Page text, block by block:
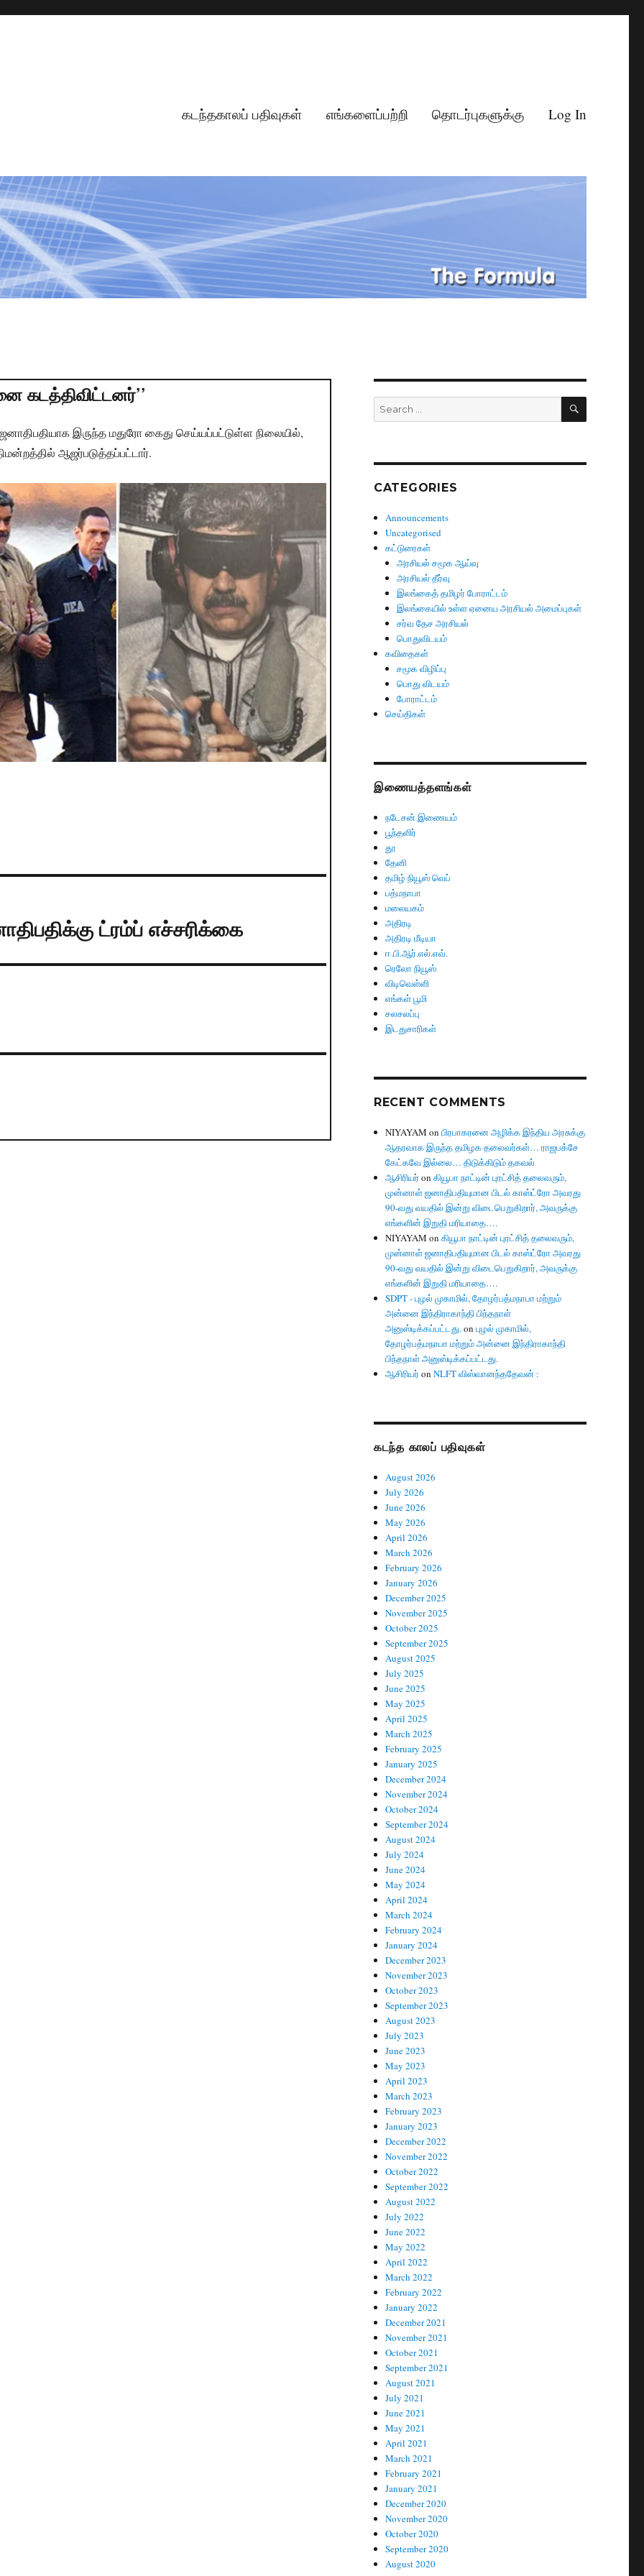
கடந்தகாலப் பதிவுகள் எங்களைப்பற்றி தொடர்புகளுக்கு Log In
கடத்திவிட்டனர்’’
ஜனாதிபதியாக இருந்த மதுரோ கைது செய்யப்பட்டுள்ள நிலையில்,
ஆஜர்படுத்தப்பட்டார்.
ட்ரம்ப் எச்சரிக்கை
Search
for:
SEARCH
CATEGORIES
Announcements
Uncategorised
கட்டுரைகள்
அரசியல் சமூக ஆய்வு
அரசியல் தீர்வு
இலங்கைத் தமிழர் போராட்டம்
இலங்கையில் உள்ள ஏனைய அரசியல் அமைப்புகள்
சர்வ தேச அரசியல்
பொதுவிடயம்
கவிதைகள்
சமூக விழிப்பு
பொது விடயம்
போராட்டம்
செய்திகள்
இணையத்தளங்கள்
நடேசன் இணையம்
பூந்தளிர்
தூ
தேனி
தமிழ் நியூஸ் வெப்
பத்மநாபா
மலையகம்
அதிரடி
அதிரடி மீடியா
ஈ.பி.ஆர்.எல்.எவ்.
ரெலோ நியூஸ்
விடிவெள்ளி
எங்கள் பூமி
சலசலப்பு
இடதுசாரிகள்
RECENT COMMENTS
NIYAYAM onபிரபாகரனை அழிக்க இந்திய அரசுக்கு
ஆதரவாக இருந்த தமிழக தலைவர்கள்… ராஜபக்சே
கேட்கவே இல்லை… திடுக்கிடும் தகவல்
ஆசிரியர் onகியூபா நாட்டின் புரட்சித் தலைவரும்,
முன்னாள் ஜனாதிபதியுமான பிடல் காஸ்ட்ரோ அவரது
90-வது வயதில் இன்று விடைபெறுகிறார், அவருக்கு
எங்களின் இறுதி மரியாதை….
NIYAYAM onகியூபா நாட்டின் புரட்சித் தலைவரும்,
முன்னாள் ஜனாதிபதியுமான பிடல் காஸ்ட்ரோ அவரது
90-வது வயதில் இன்று விடைபெறுகிறார், அவருக்கு
எங்களின் இறுதி மரியாதை….
SDPT - புழல் முகாமில், தோழர்பத்மநாபா மற்றும்
அன்னை இந்திராகாந்தி பிந்தநாள்
அனுஸ்டிக்கப்பட்டது.onபுழல் முகாமில்,
தோழர்பத்மநாபா மற்றும் அன்னை இந்திராகாந்தி
பிந்தநாள் அனுஸ்டிக்கப்பட்டது.
ஆசிரியர் onNLFT விஸ்வானந்ததேவன் :
கடந்த காலப் பதிவுகள்
August 2026
July 2026
June 2026
May 2026
April 2026
March 2026
February 2026
January 2026
December 2025
November 2025
October 2025
September 2025
August 2025
July 2025
June 2025
May 2025
April 2025
March 2025
February 2025
January 2025
December 2024
November 2024
October 2024
September 2024
August 2024
July 2024
June 2024
May 2024
April 2024
March 2024
February 2024
January 2024
December 2023
November 2023
October 2023
September 2023
August 2023
July 2023
June 2023
May 2023
April 2023
March 2023
February 2023
January 2023
December 2022
November 2022
October 2022
September 2022
August 2022
July 2022
June 2022
May 2022
April 2022
March 2022
February 2022
January 2022
December 2021
November 2021
October 2021
September 2021
August 2021
July 2021
June 2021
May 2021
April 2021
March 2021
February 2021
January 2021
December 2020
November 2020
October 2020
September 2020
August 2020